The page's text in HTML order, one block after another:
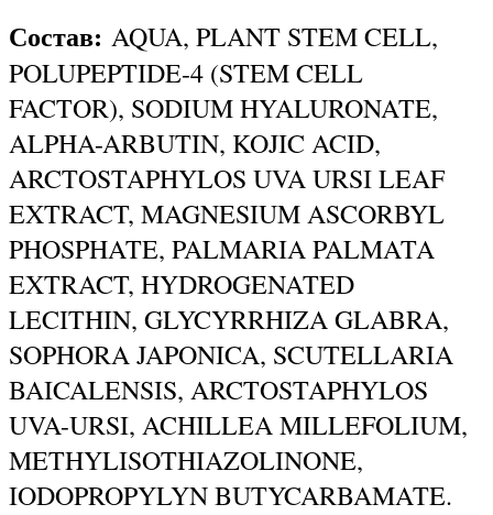
Состав: AQUA, PLANT STEM CELL,
POLUPEPTIDE-4 (STEM CELL
FACTOR), SODIUM HYALURONATE,
ALPHA-ARBUTIN, KOJIC ACID,
ARCTOSTAPHYLOS UVA URSI LEAF
EXTRACT, MAGNESIUM ASCORBYL
PHOSPHATE, PALMARIA PALMATA
EXTRACT, HYDROGENATED
LECITHIN, GLYCYRRHIZA GLABRA,
SOPHORA JAPONICA, SCUTELLARIA
BAICALENSIS, ARCTOSTAPHYLOS
UVA-URSI, ACHILLEA MILLEFOLIUM,
METHYLISOTHIAZOLINONE,
IODOPROPYLYN BUTYCARBAMATE.